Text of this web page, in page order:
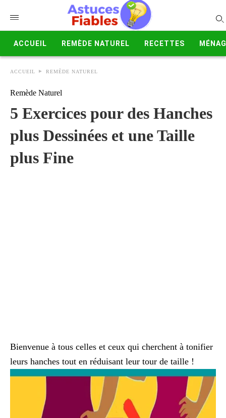
ACCUEIL REMÈDE NATUREL RECETTES
ACCUEIL REMÈDE NATUREL
Remède Naturel
5 Exercices pour des Hanches
plus Dessinées et une Taille
plus Fine
Bienvenue à tous celles et ceux qui cherchent à tonifier
leurs hanches tout en réduisant leur tour de taille !